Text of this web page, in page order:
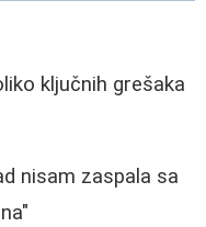
ključnih grešaka
nisam zaspala sa